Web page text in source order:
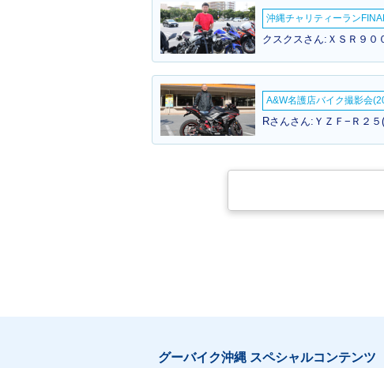
沖縄チャリティーラン
クスクスさん:ＸＳＲ９０
A&W名護店バイク撮影会
Rさんさん:ＹＺＦ−Ｒ２５
グーバイク沖縄 スペシャルコンテンツ